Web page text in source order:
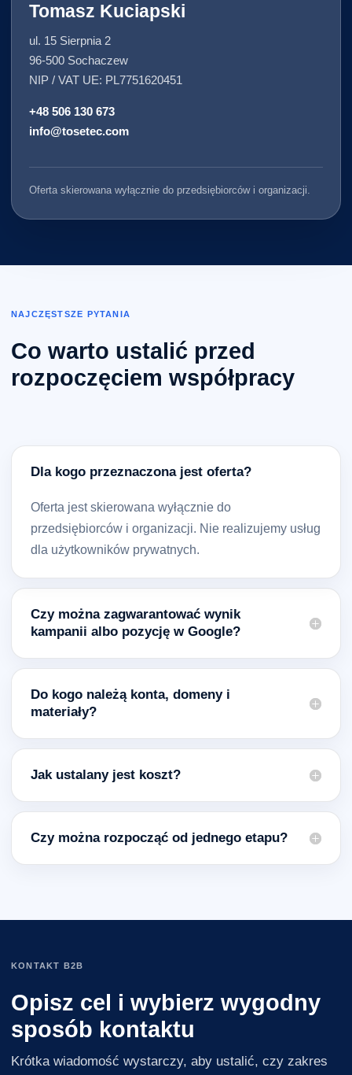
Tomasz Kuciapski
ul. 15 Sierpnia 2
96-500 Sochaczew
NIP / VAT UE: PL7751620451
+48 506 130 673
info@tosetec.com
Oferta skierowana wyłącznie do przedsiębiorców i organizacji.
NAJCZĘSTSZE PYTANIA
Co warto ustalić przed
rozpoczęciem współpracy
Dla kogo przeznaczona jest oferta?
Oferta jest skierowana wyłącznie do
przedsiębiorców i organizacji. Nie realizujemy usług
dla użytkowników prywatnych.
Czy można zagwarantować wynik
kampanii albo pozycję w Google?
Do kogo należą konta, domeny i
materiały?
Jak ustalany jest koszt?
Czy można rozpocząć od jednego etapu?
KONTAKT B2B
Opisz cel i wybierz wygodny
sposób kontaktu
Krótka wiadomość wystarczy, aby ustalić, czy zakres